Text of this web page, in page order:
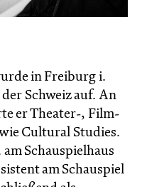
in Freiburg i.
Schweiz auf. An
er Theater-, Film-
Cultural Studies.
Schauspielhaus
am Schauspiel